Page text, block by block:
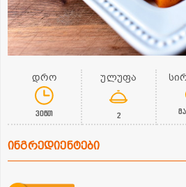
დრო
30წთ
ულუფა
2
ინგრედიენტები